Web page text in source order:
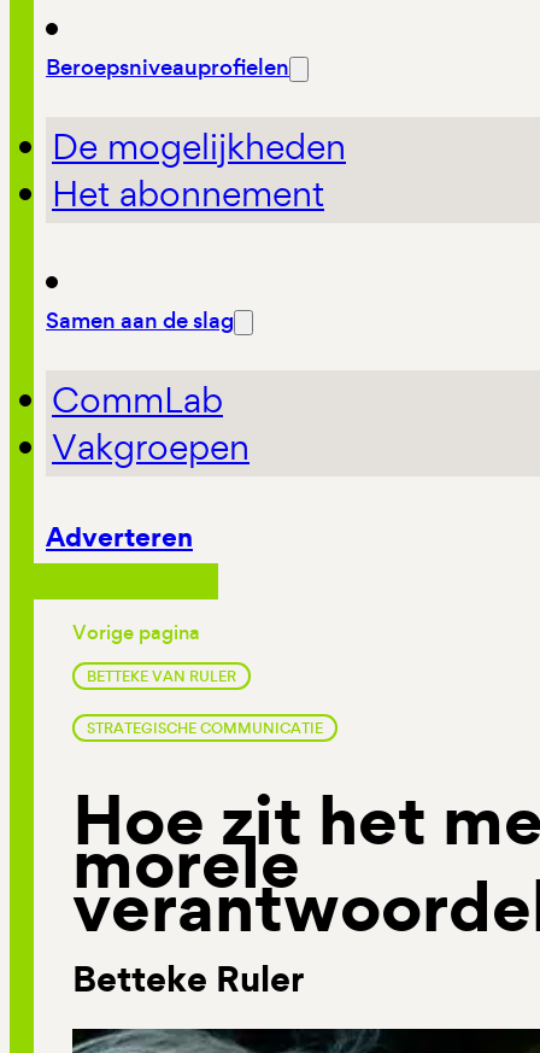
Beroepsniveauprofielen
De mogelijkheden
Het abonnement
Samen aan de slag
CommLab
Vakgroepen
Adverteren
Vorige pagina
BETTEKE VAN RULER
STRATEGISCHE COMMUNICATIE
Hoe zit het
morele
Betteke Ruler